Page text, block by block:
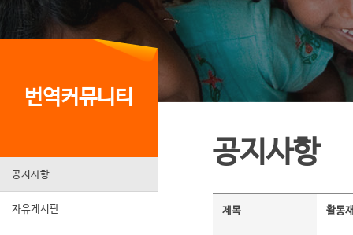
번역커뮤니티
공지사항
자유게시판
공지사항
제목 활동